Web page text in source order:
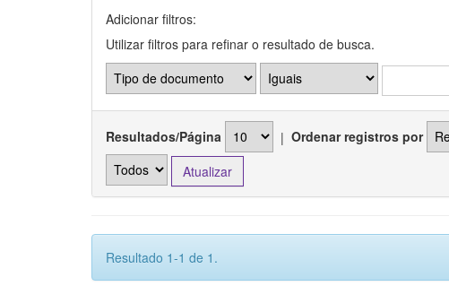
Adicionar filtros:
Utilizar filtros para refinar o resultado de busca.
Resultados/Página | Ordenar registros por
Resultado 1-1 de 1.